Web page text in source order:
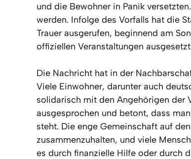
und die Bewohner in Panik
werden. Infolge des Vorfalls hat die
Trauer ausgerufen, beginnend am
offiziellen Veranstaltungen
Die Nachricht hat in der
Viele Einwohner, darunter auch
solidarisch mit den Angehörigen der
ausgesprochen und betont, dass
steht. Die enge Gemeinschaft auf
zusammenzuhalten, und viele
es durch finanzielle Hilfe oder durch